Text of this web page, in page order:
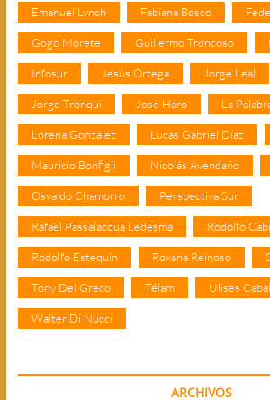
Emanuel Lynch Fabiana Bosco
Gogo Morete Guillermo Troncoso
Infosur Jesús Ortega Jorge Leal
Jorge Tronqui José Haro La
Lorena González Lucas Gabriel Díaz
Mauricio Bonfigli Nicolás Avendaño
Osvaldo Chamorro Perspectiva Sur
Rafael Passalacqua Ledesma Rodolfo
Rodolfo Estequin Roxana Reinoso
Tony Del Greco Télam Ulises
Walter Di Nucci
ARCHIVOS